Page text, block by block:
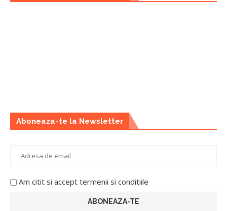
Aboneaza-te la Newsletter
Am citit si accept termenii si conditiile